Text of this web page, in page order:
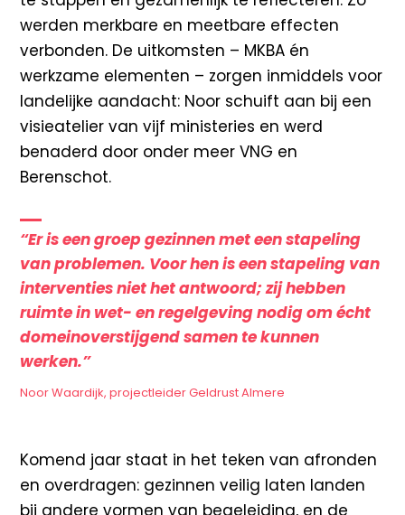
werden merkbare en meetbare effecten
verbonden. De uitkomsten – MKBA én
werkzame elementen – zorgen inmiddels voor
landelijke aandacht: Noor schuift aan bij een
visieatelier van vijf ministeries en werd
benaderd door onder meer VNG en
Berenschot.
“Er is een groep gezinnen met een stapeling
van problemen. Voor hen is een stapeling van
interventies niet het antwoord; zij hebben
ruimte in wet- en regelgeving nodig om écht
domeinoverstijgend samen te kunnen
werken.”
Noor Waardijk, projectleider Geldrust Almere
Komend jaar staat in het teken van afronden
en overdragen: gezinnen veilig laten landen